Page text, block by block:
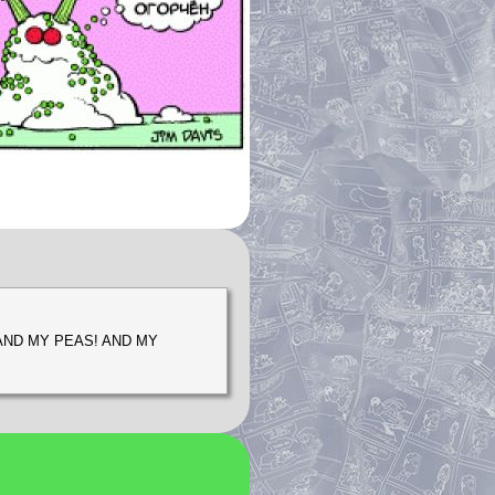
MY PEAS! AND MY